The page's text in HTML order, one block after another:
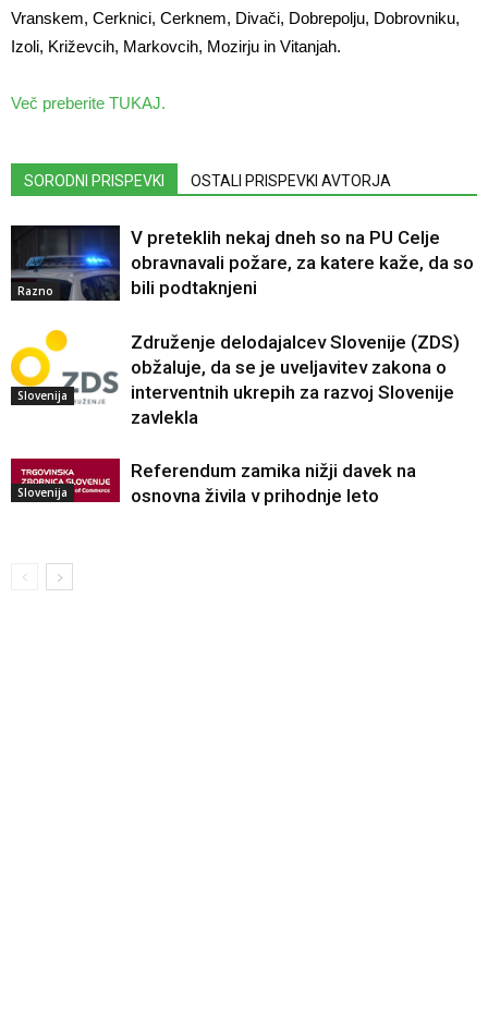
Vranskem, Cerknici, Cerknem, Divači, Dobrepolju, Dobrovniku,
Izoli, Križevcih, Markovcih, Mozirju in Vitanjah.
Več preberite TUKAJ.
SORODNI PRISPEVKI OSTALI PRISPEVKI AVTORJA
Razno
V preteklih nekaj dneh so na PU Celje
obravnavali požare, za katere kaže, da so
bili podtaknjeni
Slovenija
Združenje delodajalcev Slovenije (ZDS)
obžaluje, da se je uveljavitev zakona o
interventnih ukrepih za razvoj Slovenije
zavlekla
Slovenija
Referendum zamika nižji davek na
osnovna živila v prihodnje leto